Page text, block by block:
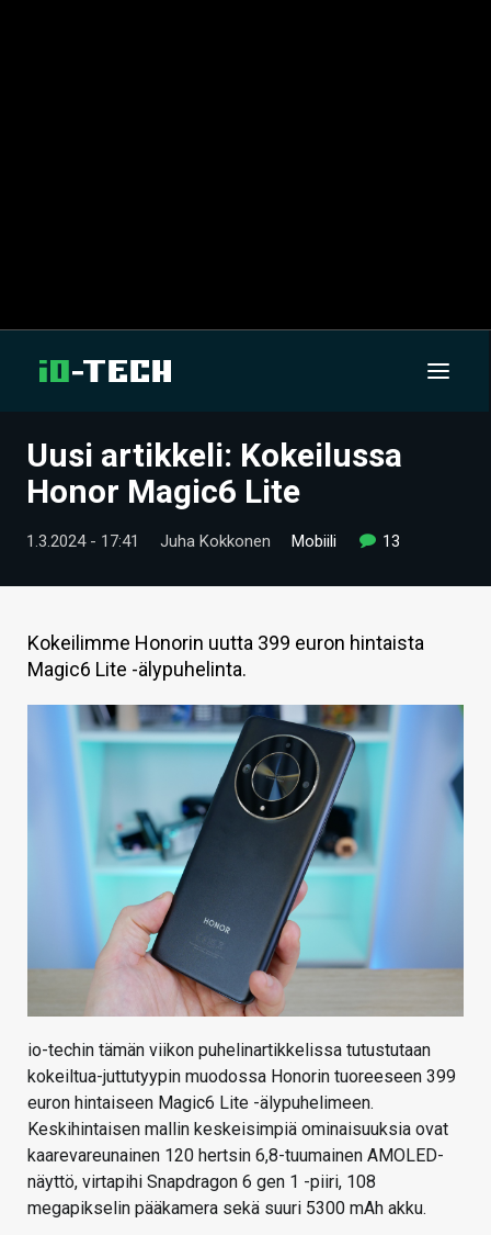
UUTISET
TIETOA
HINTA.FI
Uusi artikkeli: Kokeilussa
Honor Magic6 Lite
1.3.2024 - 17:41 Juha Kokkonen Mobiili 13
Kokeilimme Honorin uutta 399 euron hintaista
Magic6 Lite -älypuhelinta.
io-techin tämän viikon puhelinartikkelissa tutustutaan
kokeiltua-juttutyypin muodossa Honorin tuoreeseen 399
euron hintaiseen Magic6 Lite -älypuhelimeen.
Keskihintaisen mallin keskeisimpiä ominaisuuksia ovat
kaarevareunainen 120 hertsin 6,8-tuumainen AMOLED-
näyttö, virtapihi Snapdragon 6 gen 1 -piiri, 108
megapikselin pääkamera sekä suuri 5300 mAh akku.